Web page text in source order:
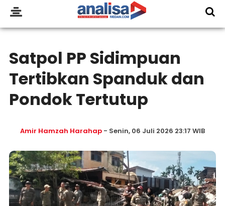
Satpol PP Sidimpuan
Tertibkan Spanduk dan
Pondok Tertutup
Amir Hamzah Harahap- Senin, 06 Juli 2026 23:17 WIB